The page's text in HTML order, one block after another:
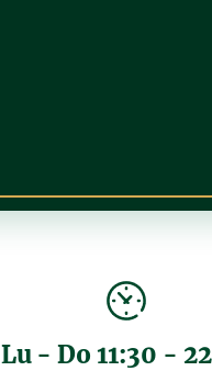
Lu - Do 11:30 -